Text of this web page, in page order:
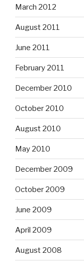
March 2012
August 2011
June 2011
February 2011
December 2010
October 2010
August 2010
May 2010
December 2009
October 2009
June 2009
April 2009
August 2008